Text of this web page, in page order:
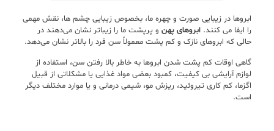
ابروها در زیبایی صورت و چهره ما، بخصوص زیبایی چشم ها، نقش مهمی
را ایفا می کنند. ابروهای پهنو پرپشت ما را زیباتر نشان می‌دهند در
حالی که ابروهای نازک و کم پشت معمولاً سن فرد را بالاتر نشان می‌دهد.
گاهی اوقات کم پشت شدن ابروها به خاطر بالا رفتن سن، استفاده از
لوازم آرایشی بی کیفیت، کمبود بعضی مواد غذایی یا مشکلاتی از قبیل
اگزما، کم کاری تیروئید، ریزش مو، شیمی درمانی و یا موارد مختلف دیگر
است.